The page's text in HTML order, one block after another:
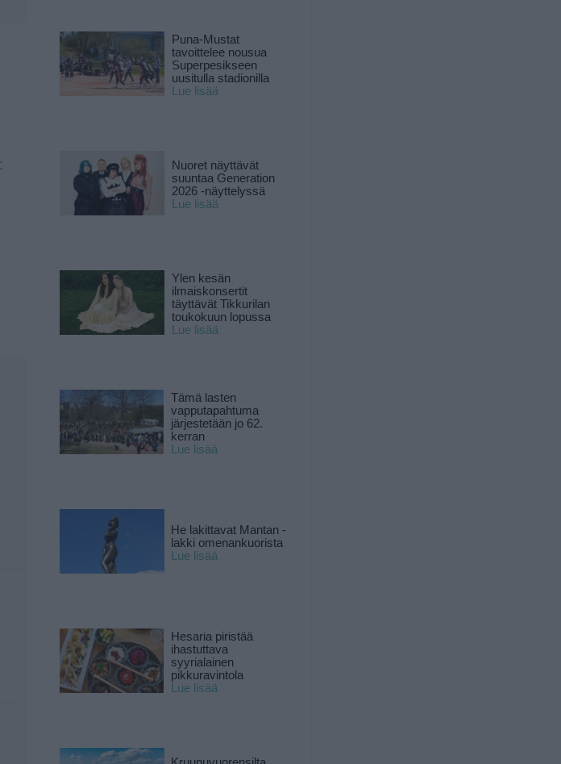
Puna-Mustat
tavoittelee nousua
Superpesikseen
uusitulla stadionilla
Lue lisää
Nuoret näyttävät
suuntaa Generation
2026 -näyttelyssä
Lue lisää
Ylen kesän
ilmaiskonsertit
täyttävät Tikkurilan
toukokuun lopussa
Lue lisää
Tämä lasten
vapputapahtuma
järjestetään jo 62.
kerran
Lue lisää
He lakittavat Mantan -
lakki omenankuorista
Lue lisää
Hesaria piristää
ihastuttava
syyrialainen
pikkuravintola
Lue lisää